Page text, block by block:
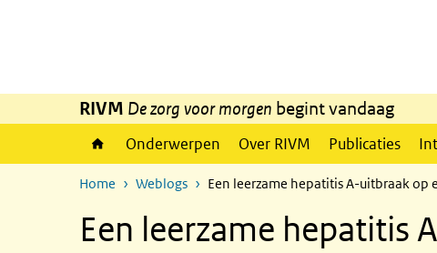
RIVM De zorg voor morgen begint vandaag
Onderwerpen Over RIVM Publicaties
Home Weblogs Een leerzame hepatitis A-uitbraak
Een leerzame hepatitis